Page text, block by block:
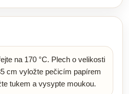
na 170 °C. Plech o velikosti
cm vyložte pečicím papírem
tukem a vysypte moukou.